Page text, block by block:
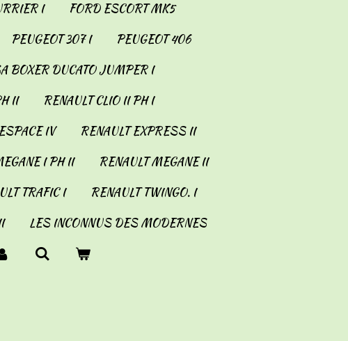
I
FORD ESCORT MK5
PEUGEOT 307 I
PEUGEOT 406
BOXER DUCATO JUMPER I
II
RENAULT CLIO II PH I
IV
RENAULT EXPRESS II
I PH II
RENAULT MEGANE II
TRAFIC I
RENAULT TWINGO. I
LES INCONNUS DES MODERNES